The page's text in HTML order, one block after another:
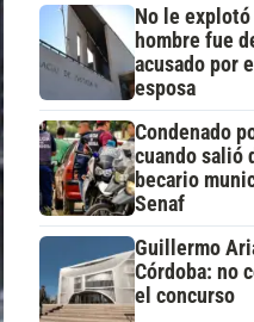
No le
hombre fue
acusado por
esposa
Condenado
cuando salió
becario
Senaf
Guillermo
Córdoba: no
el concurso